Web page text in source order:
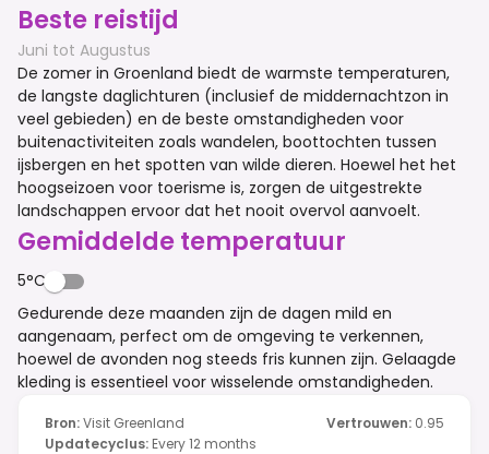
Beste reistijd
Juni tot Augustus
De zomer in Groenland biedt de warmste temperaturen,
de langste daglichturen (inclusief de middernachtzon in
veel gebieden) en de beste omstandigheden voor
buitenactiviteiten zoals wandelen, boottochten tussen
ijsbergen en het spotten van wilde dieren. Hoewel het het
hoogseizoen voor toerisme is, zorgen de uitgestrekte
landschappen ervoor dat het nooit overvol aanvoelt.
Gemiddelde temperatuur
5°C
Gedurende deze maanden zijn de dagen mild en
aangenaam, perfect om de omgeving te verkennen,
hoewel de avonden nog steeds fris kunnen zijn. Gelaagde
kleding is essentieel voor wisselende omstandigheden.
Bron:Visit Greenland Vertrouwen: 0.95
Updatecyclus: Every 12 months